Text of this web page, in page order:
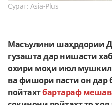
Сурат: Asia-Plus
Масъулини шаҳрдории
гузашта дар нишасти
охири моҳи июл
ва фишори пасти он дар
пойтахтбартараф